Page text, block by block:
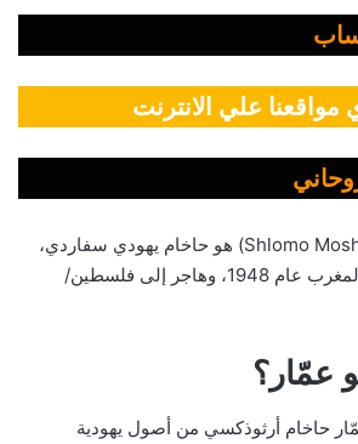
مواقعنا علي الانترنت
شلومو عمّار (Shlomo Moshe Amar) هو حاخام يهودي سفاردي،
وُلد في الدار البيضاء بالمغرب عام 1948، وهاجر إلى فلسطين/
عمّار؟
حاخام أرثوذكسي من أصول يهودية